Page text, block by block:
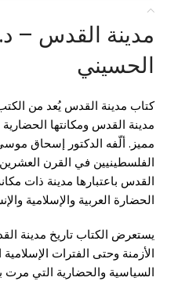
مدينة القدس –
الحسيني
كتاب مدينة القدس يُعد من
مدينة القدس ومكانتها
مميز. ألّفه الدكتور إسحاق
الفلسطينيين في القرن
القدس باعتبارها مدينة ذات
الحضارة العربية والإسلامية
يستعرض الكتاب تاريخ مدينة
الأزمنة وحتى الفترات
السياسية والحضارية التي مرت